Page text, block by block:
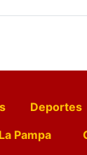
Deportes
Pampa